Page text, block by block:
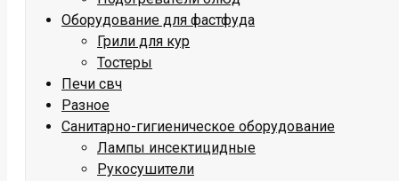
Оборудование для фастфуда
Грили для кур
Тостеры
Печи свч
Разное
Санитарно-гигиеническое оборудование
Лампы инсектицидные
Рукосушители